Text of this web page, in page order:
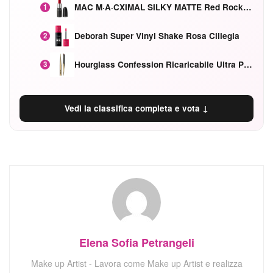
1 MAC M·A·CXIMAL SILKY MATTE Red Rock mat
2 Deborah Super Vinyl Shake Rosa Ciliegia
3 Hourglass Confession Ricaricabile Ultra Preciso Ad Alta Intensità Secretly Classic Red
Vedi la classifica completa e vota ↓
Elena Sofia Petrangeli
Make up Artist - Lavora come Make up Artist e realizza